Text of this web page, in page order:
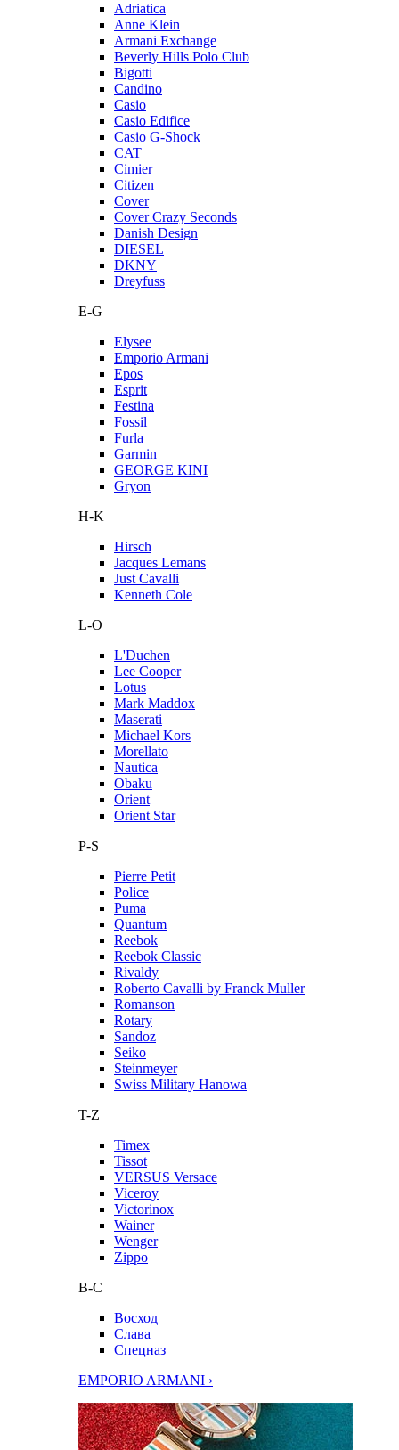
Adriatica
Anne Klein
Armani Exchange
Beverly Hills Polo Club
Bigotti
Candino
Casio
Casio Edifice
Casio G-Shock
CAT
Cimier
Citizen
Cover
Cover Crazy Seconds
Danish Design
DIESEL
DKNY
Dreyfuss
E-G
Elysee
Emporio Armani
Epos
Esprit
Festina
Fossil
Furla
Garmin
GEORGE KINI
Gryon
H-K
Hirsch
Jacques Lemans
Just Cavalli
Kenneth Cole
L-O
L'Duchen
Lee Cooper
Lotus
Mark Maddox
Maserati
Michael Kors
Morellato
Nautica
Obaku
Orient
Orient Star
P-S
Pierre Petit
Police
Puma
Quantum
Reebok
Reebok Classic
Rivaldy
Roberto Cavalli by Franck Muller
Romanson
Rotary
Sandoz
Seiko
Steinmeyer
Swiss Military Hanowa
T-Z
Timex
Tissot
VERSUS Versace
Viceroy
Victorinox
Wainer
Wenger
Zippo
В-С
Восход
Слава
Спецназ
EMPORIO ARMANI ›